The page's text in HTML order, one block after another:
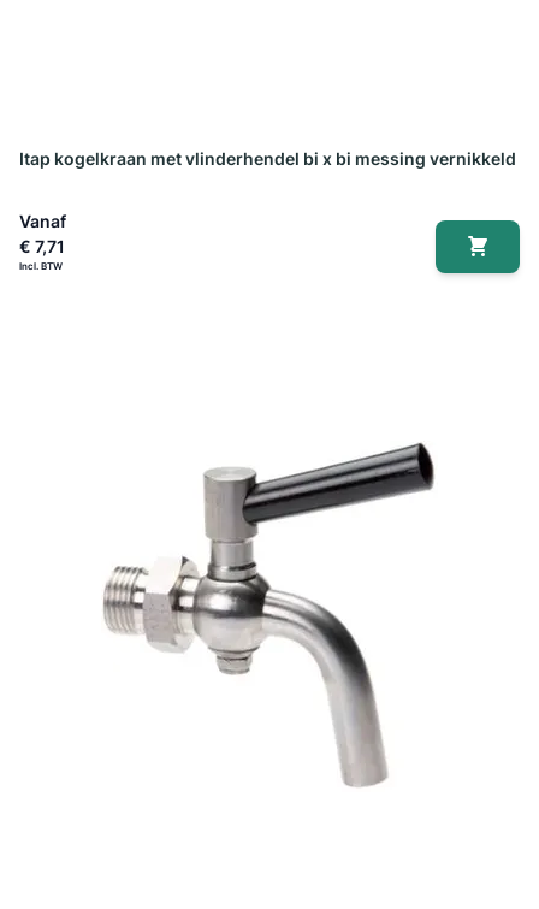
Itap kogelkraan met vlinderhendel bi x bi messing vernikkeld
Vanaf
€ 7,71